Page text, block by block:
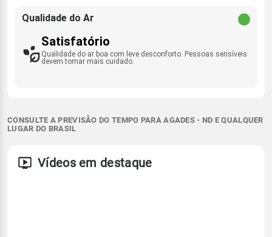
Qualidade do Ar
Satisfatório
Qualidade do ar boa com leve desconforto. Pessoas sensíveis
devem tomar mais cuidado.
CONSULTE A PREVISÃO DO TEMPO PARA AGADES - ND E QUALQUER
LUGAR DO BRASIL
Vídeos em destaque